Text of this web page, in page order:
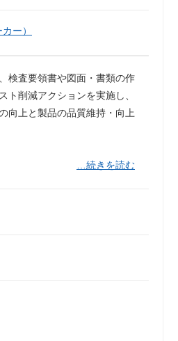
ー）
検査要領書や図面・書類の作
削減アクションを実施し、
向上と製品の品質維持・向上
…続きを読む